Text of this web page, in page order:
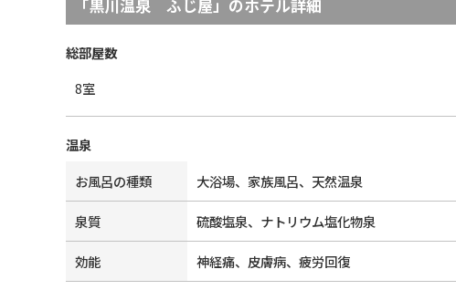
「黒川温泉 ふじ屋」のホテル詳細
総部屋数
8室
温泉
お風呂の種類
大浴場、家族風呂、天然温泉
泉質 硫酸塩泉、ナトリウム塩化物泉
効能 神経痛、皮膚病、疲労回復